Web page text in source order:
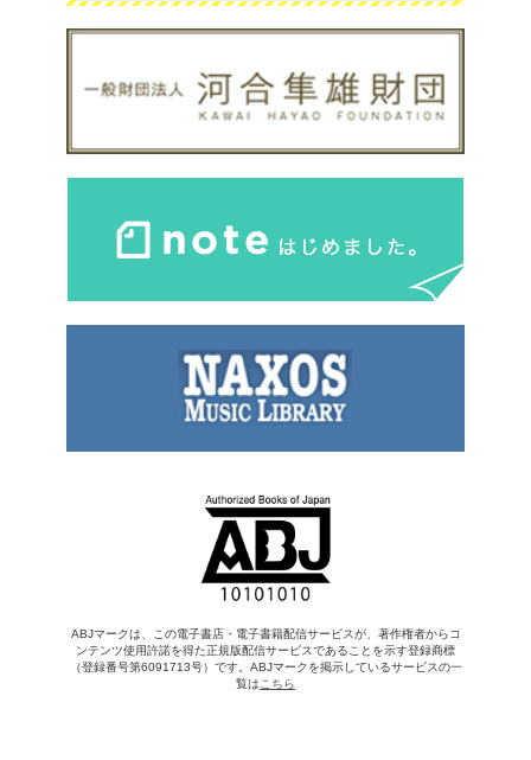
ABJマークは、この電子書店・電子書籍配信サービスが、著作権者からコ
ンテンツ使用許諾を得た正規版配信サービスであることを示す登録商標
（登録番号第6091713号）です。ABJマークを掲示しているサービスの一
覧はこちら